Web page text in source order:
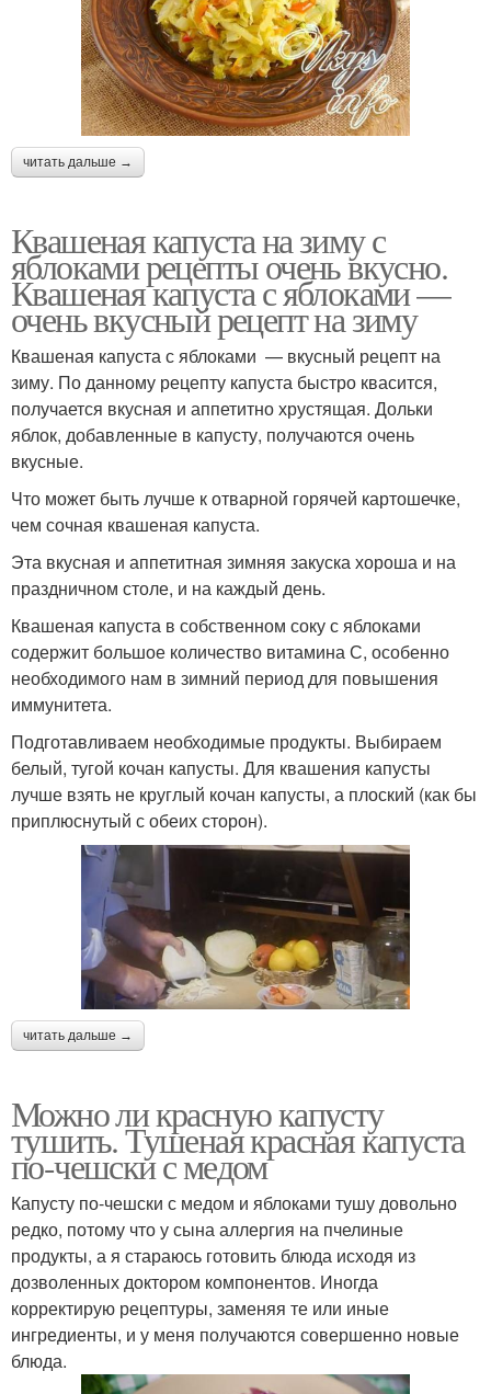
читать дальше →
Квашеная капуста на зиму с
яблоками рецепты очень вкусно.
Квашеная капуста с яблоками —
очень вкусный рецепт на зиму
Квашеная капуста с яблоками — вкусный рецепт на
зиму. По данному рецепту капуста быстро квасится,
получается вкусная и аппетитно хрустящая. Дольки
яблок, добавленные в капусту, получаются очень
вкусные.
Что может быть лучше к отварной горячей картошечке,
чем сочная квашеная капуста.
Эта вкусная и аппетитная зимняя закуска хороша и на
праздничном столе, и на каждый день.
Квашеная капуста в собственном соку с яблоками
содержит большое количество витамина С, особенно
необходимого нам в зимний период для повышения
иммунитета.
Подготавливаем необходимые продукты. Выбираем
белый, тугой кочан капусты. Для квашения капусты
лучше взять не круглый кочан капусты, а плоский (как бы
приплюснутый с обеих сторон).
читать дальше →
Можно ли красную капусту
тушить. Тушеная красная капуста
по-чешски с медом
Капусту по-чешски с медом и яблоками тушу довольно
редко, потому что у сына аллергия на пчелиные
продукты, а я стараюсь готовить блюда исходя из
дозволенных доктором компонентов. Иногда
корректирую рецептуры, заменяя те или иные
ингредиенты, и у меня получаются совершенно новые
блюда.